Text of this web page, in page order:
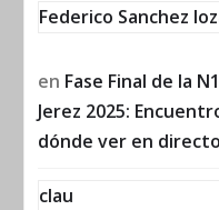
Federico Sanchez
en Fase Final de la
Jerez 2025:
dónde ver en directo
clau